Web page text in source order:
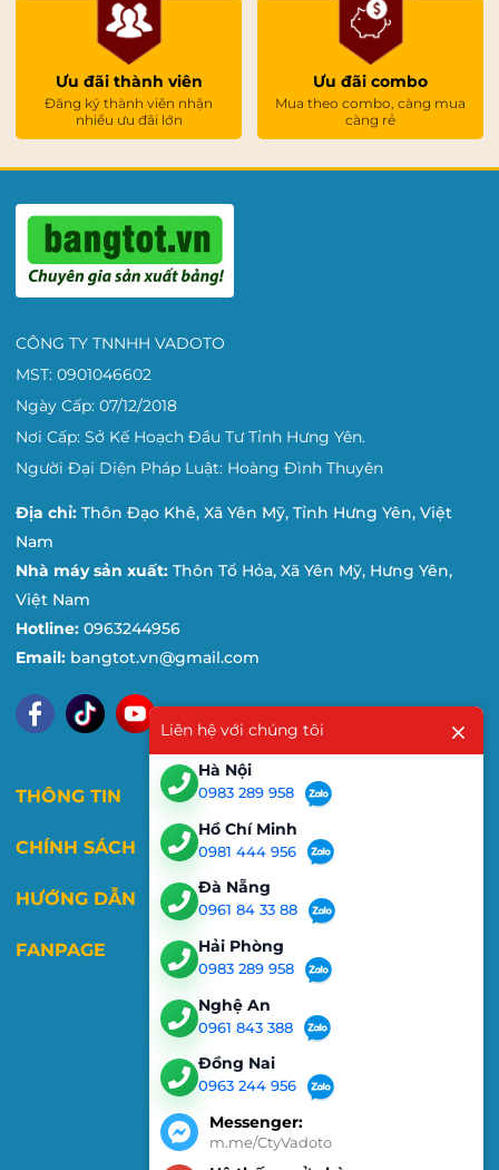
Ưu đãi thành viên
Đăng ký thành viên nhận
nhiều ưu đãi lớn
Ưu đãi combo
Mua theo combo, càng mua
càng rẻ
CÔNG TY TNNHH VADOTO
MST: 0901046602
Ngày Cấp: 07/12/2018
Nơi Cấp: Sở Kế Hoạch Đầu Tư Tỉnh Hưng Yên.
Người Đại Diện Pháp Luật: Hoàng Đình Thuyên
Địa chỉ: Thôn Đạo Khê, Xã Yên Mỹ, Tỉnh Hưng Yên, Việt
Nam
Nhà máy sản xuất: Thôn Tổ Hỏa, Xã Yên Mỹ, Hưng Yên,
Việt Nam
Hotline: 0963244956
Email: bangtot.vn@gmail.com
THÔNG TIN
CHÍNH SÁCH
HƯỚNG DẪN
FANPAGE
Liên hệ với chúng tôi
Hà Nội
0983 289 958
Hồ Chí Minh
0981 444 956
Đà Nẵng
0961 84 33 88
Hải Phòng
0983 289 958
Nghệ An
0961 843 388
Đồng Nai
0963 244 956
Messenger:
m.me/CtyVadoto